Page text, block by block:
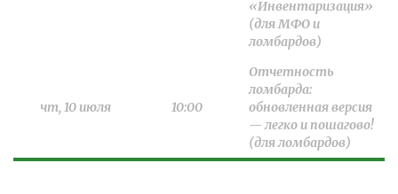
«Инвентаризация»
(для МФО и
ломбардов)
чт, 10 июля 10:00
Отчетность
ломбарда:
обновленная версия
— легко и пошагово!
(для ломбардов)